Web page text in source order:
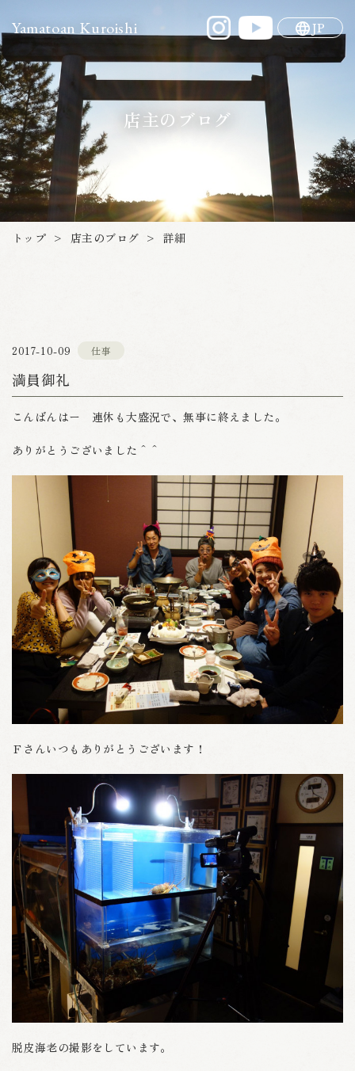
Yamatoan Kuroishi JP
店主のブログ
トップ > 店主のブログ > 詳細
2017-10-09 仕事
満員御礼
こんばんはー 連休も大盛況で、無事に終えました。
ありがとうございました＾＾
Ｆさんいつもありがとうございます！
脱皮海老の撮影をしています。